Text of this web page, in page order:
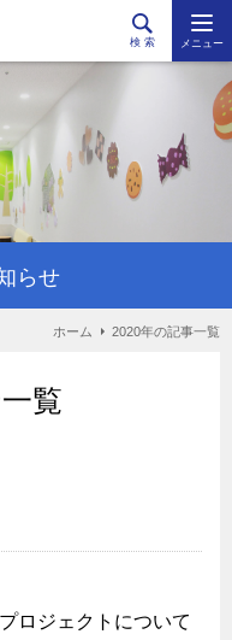
検 索 メニュー
らせ
ホーム 2020年の記事一覧
覧
ロジェクトについて